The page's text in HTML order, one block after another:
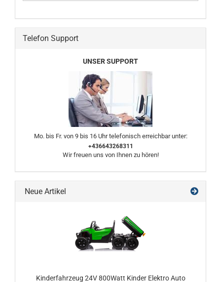
Telefon Support
UNSER SUPPORT
Mo. bis Fr. von 9 bis 16 Uhr telefonisch erreichbar unter:
+436643268311
Wir freuen uns von Ihnen zu hören!
Neue Artikel
Kinderfahrzeug 24V 800Watt Kinder Elektro Auto